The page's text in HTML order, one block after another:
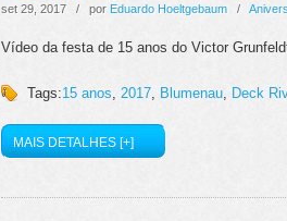
set 29, 2017 / por Eduardo Hoeltgebaum /
Vídeo da festa de 15 anos do Victor
Tags:15 anos, 2017, Blumenau, Deck
MAIS DETALHES [+]